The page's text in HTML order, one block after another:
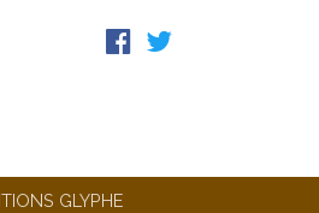
GLYPHE